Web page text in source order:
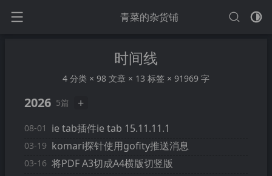
青菜的杂货铺
时间线
4 分类 × 98 文章 × 13 标签 × 91969 字
2026 5篇 +
08-01 ie tab插件ie tab 15.11.11.1
03-19 komari探针使用gofity推送消息
03-16 将PDF A3切成A4横版切竖版